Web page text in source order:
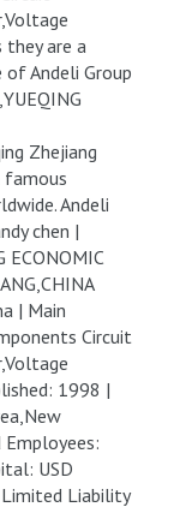
are a
Andeli Group
Zhejiang
famous
Andeli
chen |
ECONOMIC
| Main
Circuit
1998 |
USD
Liability